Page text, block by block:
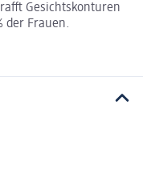
Gesichtskonturen
der Frauen.